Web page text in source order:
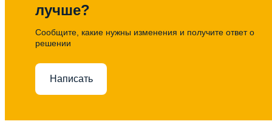
лучше?
Сообщите, какие нужны изменения и получите ответ о
решении
Написать